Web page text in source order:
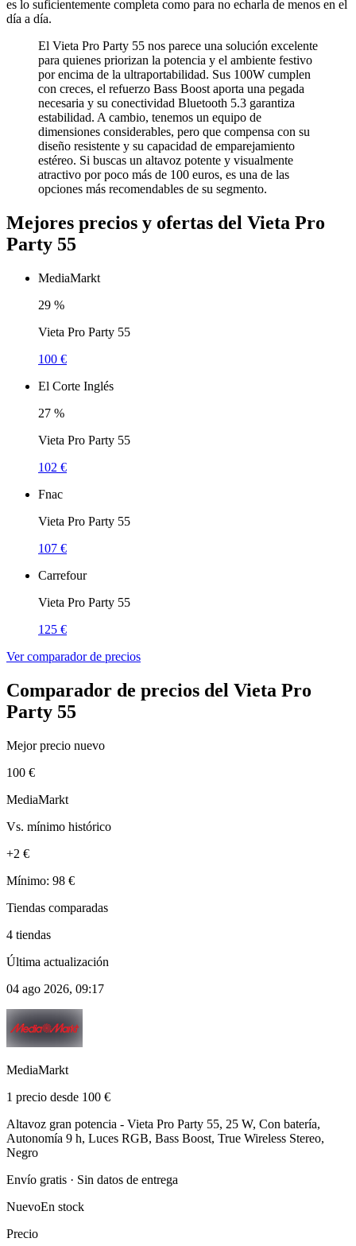
es lo suficientemente completa como para no echarla de menos en el
día a día.
El Vieta Pro Party 55 nos parece una solución excelente
para quienes priorizan la potencia y el ambiente festivo
por encima de la ultraportabilidad. Sus 100W cumplen
con creces, el refuerzo Bass Boost aporta una pegada
necesaria y su conectividad Bluetooth 5.3 garantiza
estabilidad. A cambio, tenemos un equipo de
dimensiones considerables, pero que compensa con su
diseño resistente y su capacidad de emparejamiento
estéreo. Si buscas un altavoz potente y visualmente
atractivo por poco más de 100 euros, es una de las
opciones más recomendables de su segmento.
Mejores precios y ofertas del Vieta Pro
Party 55
MediaMarkt
29 %
Vieta Pro Party 55
100 €
El Corte Inglés
27 %
Vieta Pro Party 55
102 €
Fnac
Vieta Pro Party 55
107 €
Carrefour
Vieta Pro Party 55
125 €
Ver comparador de precios
Comparador de precios del Vieta Pro
Party 55
Mejor precio nuevo
100 €
MediaMarkt
Vs. mínimo histórico
+2 €
Mínimo: 98 €
Tiendas comparadas
4 tiendas
Última actualización
04 ago 2026, 09:17
MediaMarkt
1 precio desde 100 €
Altavoz gran potencia - Vieta Pro Party 55, 25 W, Con batería,
Autonomía 9 h, Luces RGB, Bass Boost, True Wireless Stereo,
Negro
Envío gratis · Sin datos de entrega
NuevoEn stock
Precio